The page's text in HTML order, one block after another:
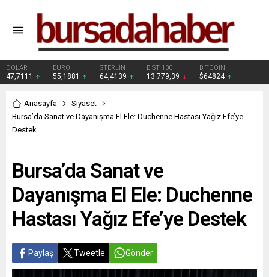
DOLAR
47,7111
EURO
55,1881
STERLİN
64,4139
BIST 100
13.779,39
BITCOIN
$64824
Anasayfa
Siyaset
Bursa’da Sanat ve Dayanışma El Ele: Duchenne Hastası Yağız Efe’ye
Destek
Bursa’da Sanat ve
Dayanışma El Ele: Duchenne
Hastası Yağız Efe’ye Destek
Paylaş Tweetle Gönder